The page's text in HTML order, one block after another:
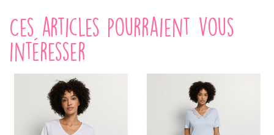
Ces articles pourraient vous
intéresser